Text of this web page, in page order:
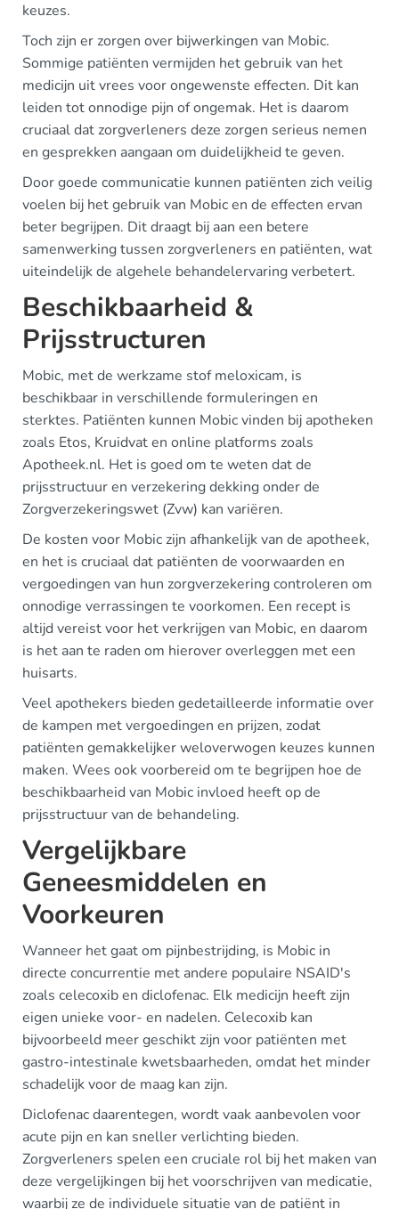
keuzes.
Toch zijn er zorgen over bijwerkingen van Mobic.
Sommige patiënten vermijden het gebruik van het
medicijn uit vrees voor ongewenste effecten. Dit kan
leiden tot onnodige pijn of ongemak. Het is daarom
cruciaal dat zorgverleners deze zorgen serieus nemen
en gesprekken aangaan om duidelijkheid te geven.
Door goede communicatie kunnen patiënten zich veilig
voelen bij het gebruik van Mobic en de effecten ervan
beter begrijpen. Dit draagt bij aan een betere
samenwerking tussen zorgverleners en patiënten, wat
uiteindelijk de algehele behandelervaring verbetert.
Beschikbaarheid &
Prijsstructuren
Mobic, met de werkzame stof meloxicam, is
beschikbaar in verschillende formuleringen en
sterktes. Patiënten kunnen Mobic vinden bij apotheken
zoals Etos, Kruidvat en online platforms zoals
Apotheek.nl. Het is goed om te weten dat de
prijsstructuur en verzekering dekking onder de
Zorgverzekeringswet (Zvw) kan variëren.
De kosten voor Mobic zijn afhankelijk van de apotheek,
en het is cruciaal dat patiënten de voorwaarden en
vergoedingen van hun zorgverzekering controleren om
onnodige verrassingen te voorkomen. Een recept is
altijd vereist voor het verkrijgen van Mobic, en daarom
is het aan te raden om hierover overleggen met een
huisarts.
Veel apothekers bieden gedetailleerde informatie over
de kampen met vergoedingen en prijzen, zodat
patiënten gemakkelijker weloverwogen keuzes kunnen
maken. Wees ook voorbereid om te begrijpen hoe de
beschikbaarheid van Mobic invloed heeft op de
prijsstructuur van de behandeling.
Vergelijkbare
Geneesmiddelen en
Voorkeuren
Wanneer het gaat om pijnbestrijding, is Mobic in
directe concurrentie met andere populaire NSAID's
zoals celecoxib en diclofenac. Elk medicijn heeft zijn
eigen unieke voor- en nadelen. Celecoxib kan
bijvoorbeeld meer geschikt zijn voor patiënten met
gastro-intestinale kwetsbaarheden, omdat het minder
schadelijk voor de maag kan zijn.
Diclofenac daarentegen, wordt vaak aanbevolen voor
acute pijn en kan sneller verlichting bieden.
Zorgverleners spelen een cruciale rol bij het maken van
deze vergelijkingen bij het voorschrijven van medicatie,
waarbij ze de individuele situatie van de patiënt in